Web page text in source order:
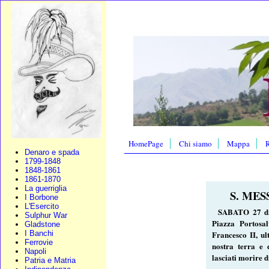
Denaro e spada
1799-1848
1848-1861
1861-1870
La guerriglia
I Borbone
L'Esercito
Sulphur War
Gladstone
I Banchi
Ferrovie
Napoli
Patria e Matria
HomePage Chi siamo Mappa
S.
SABATO 27
Piazza
Francesco II,
nostra terra e
lasciati morire